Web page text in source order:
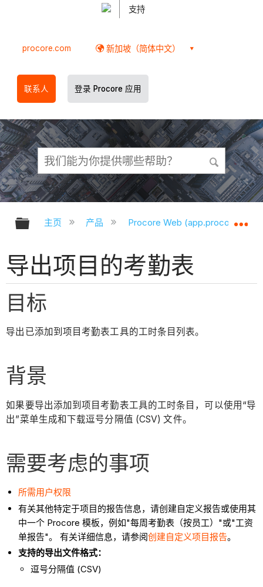
支持
procore.com 新加坡（简体中文）
联系人 登录 Procore 应用
扩展/隐缩全局层次
主页 产品 Procore Web
导出项目的考勤表
目标
导出已添加到项目考勤表工具的工时条目列表。
背景
如果要导出添加到项目考勤表工具的工时条目，可以使用“导
出”菜单生成和下载逗号分隔值 (CSV) 文件。
需要考虑的事项
所需用户权限
有关其他特定于项目的报告信息，请创建自定义报告或使用其
中一个 Procore 模板，例如"每周考勤表（按员工）"或"工资
单报告"。 有关详细信息，请参阅创建自定义项目报告。
支持的导出文件格式：
逗号分隔值 (CSV)